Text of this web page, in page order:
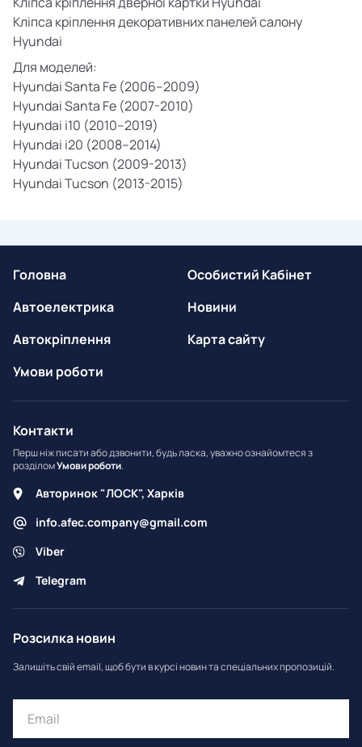
Кліпса кріплення декоративних панелей салону
Hyundai
Для моделей:
Hyundai Santa Fe (2006–2009)
Hyundai Santa Fe (2007-2010)
Hyundai i10 (2010–2019)
Hyundai i20 (2008–2014)
Hyundai Tucson (2009-2013)
Hyundai Tucson (2013-2015)
Головна
Автоелектрика
Автокріплення
Умови роботи
Особистий Кабінет
Новини
Карта сайту
Контакти
Перш ніж писати або дзвонити, будь ласка, уважно ознайомтеся з
розділомУмови роботи.
Авторинок "ЛОСК", Харків
info.afec.company@gmail.com
Viber
Telegram
Розсилка новин
Залишіть свій email, щоб бути в курсі новин та спеціальних пропозицій.